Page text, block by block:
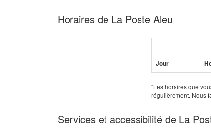
Horaires de La Poste Aleu
Jour
"Les horaires que
régulièrement. Nous
Services et accessibilité de La